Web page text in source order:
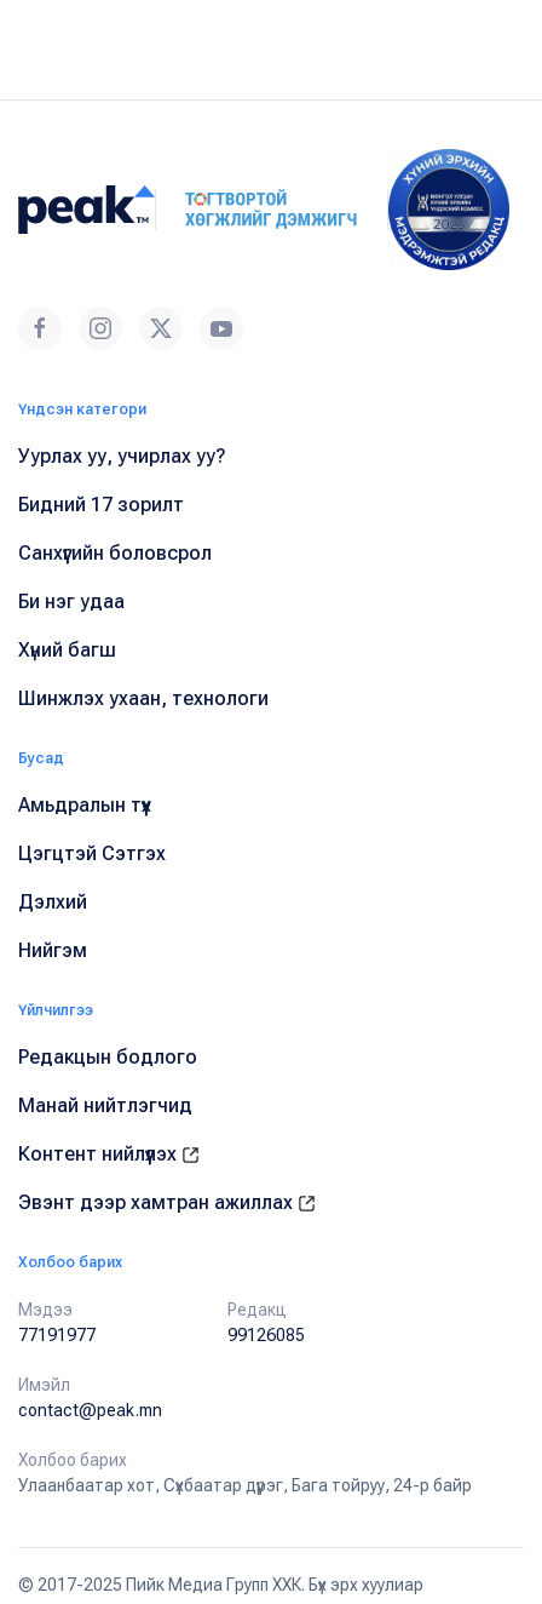
Үндсэн категори
Уурлах уу, учирлах уу?
Бидний 17 зорилт
Санхүүгийн боловсрол
Би нэг удаа
Хүний багш
Шинжлэх ухаан, технологи
Бусад
Амьдралын түүх
Цэгцтэй Сэтгэх
Дэлхий
Нийгэм
Үйлчилгээ
Редакцын бодлого
Манай нийтлэгчид
Контент нийлүүлэх
Эвэнт дээр хамтран ажиллах
Холбоо барих
Мэдээ
77191977
Редакц
99126085
Имэйл
contact@peak.mn
Холбоо барих
Улаанбаатар хот, Сүхбаатар дүүрэг, Бага тойруу, 24-р байр
© 2017-2025 Пийк Медиа Групп ХХК. Бүх эрх хуулиар